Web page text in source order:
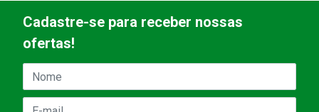
Cadastre-se para receber nossas
ofertas!